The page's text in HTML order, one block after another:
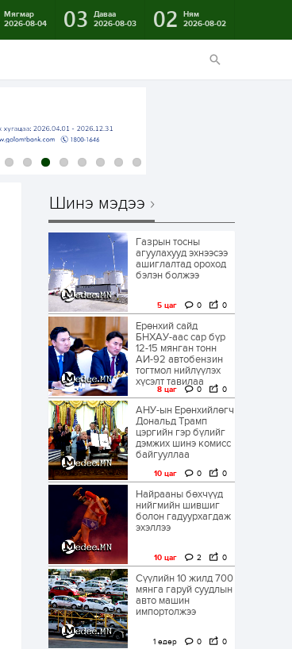
Мягмар
2026-08-04
03
Даваа
2026-08-03
02
Ням
2026-08-02
Шинэ мэдээ
Газрын тосны
агуулахууд эхнээсээ
ашиглалтад ороход
бэлэн болжээ
5 цаг 0 0
Ерөнхий сайд
БНХАУ-аас сар бүр
12-15 мянган тонн
АИ-92 автобензин
тогтмол нийлүүлэх
хүсэлт тавилаа
8 цаг 0 0
АНУ-ын Ерөнхийлөгч
Дональд Трамп
цэргийн гэр бүлийг
дэмжих шинэ комисс
байгууллаа
10 цаг 0 0
Найрааны бөхчүүд
нийгмийн шившиг
болон гадуурхагдаж
эхэллээ
10 цаг 2 0
Сүүлийн 10 жилд 700
мянга гаруй суудлын
авто машин
импортолжээ
1 өдөр 0 0